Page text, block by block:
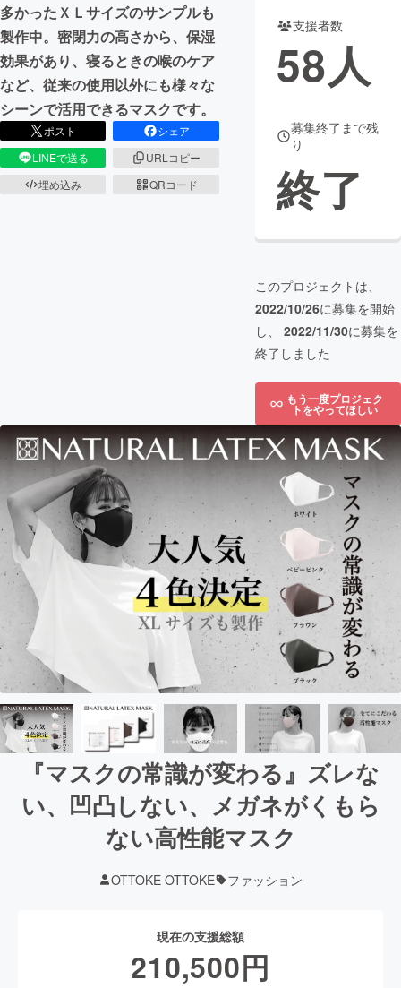
多かったＸＬサイズのサンプルも
製作中。密閉力の高さから、保湿
効果があり、寝るときの喉のケア
など、従来の使用以外にも様々な
シーンで活用できるマスクです。
ポスト
シェア
LINEで送る
URLコピー
埋め込み
QRコード
支援者数
58人
募集終了まで残
り
終了
このプロジェクトは、
2022/10/26に募集を開始
し、 2022/11/30に募集を
終了しました
もう一度プロジェク
トをやってほしい
『マスクの常識が変わる』ズレな
い、凹凸しない、メガネがくもら
ない高性能マスク
OTTOKE OTTOKE ファッション
現在の支援総額
210,500円